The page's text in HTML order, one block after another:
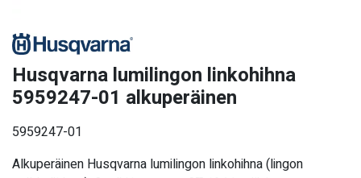
Husqvarna lumilingon linkohihna
5959247-01 alkuperäinen
5959247-01
Alkuperäinen Husqvarna lumilingon linkohihna (lingon